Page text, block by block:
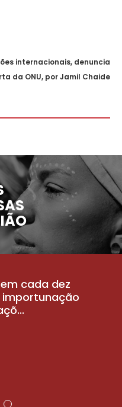
internacionais, denuncia
da ONU, por Jamil Chaide
cada dez
importunação